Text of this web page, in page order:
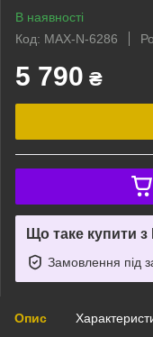
В наявності
Код: MAX-N-6286
5 790 ₴
Що таке купити
Замовлення під
Опис